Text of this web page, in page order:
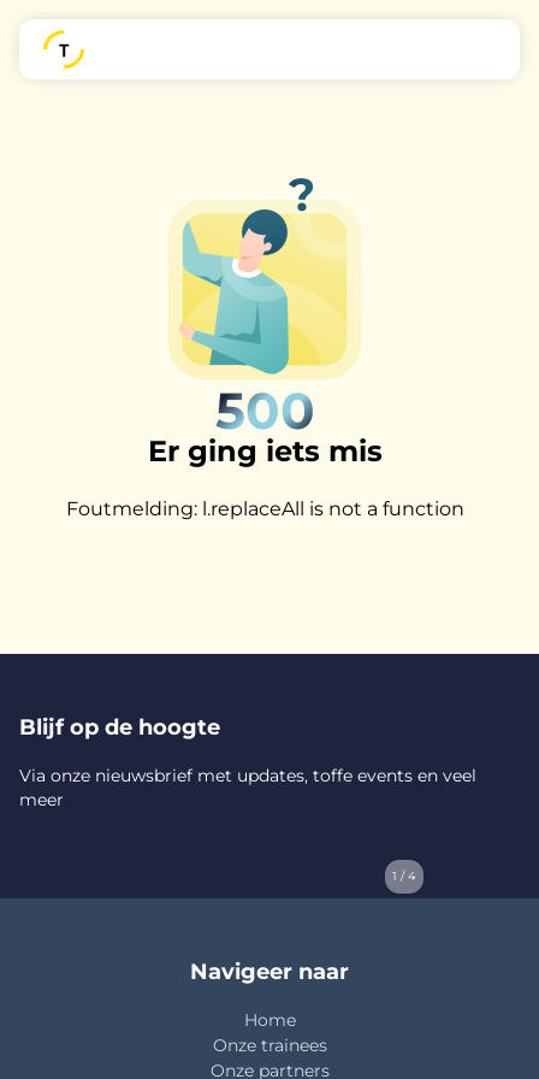
500
Er ging iets mis
Foutmelding: l.replaceAll is not a function
Blijf op de hoogte
Via onze nieuwsbrief met updates, toffe events en veel
meer
1 / 4
Navigeer naar
Home
Onze trainees
Onze partners